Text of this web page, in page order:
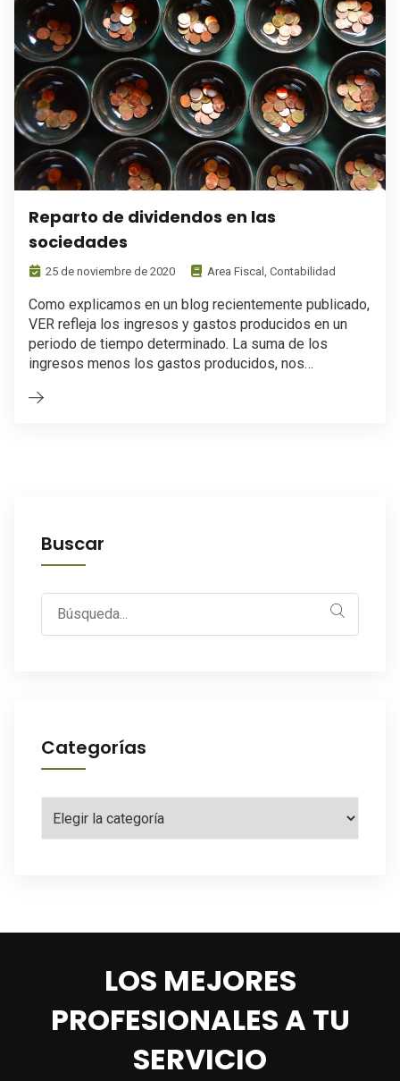
Reparto de dividendos en las
sociedades
25 de noviembre de 2020 Area Fiscal , Contabilidad
Como explicamos en un blog recientemente publicado,
VER refleja los ingresos y gastos producidos en un
periodo de tiempo determinado. La suma de los
ingresos menos los gastos producidos, nos…
Buscar
Search
for:
Categorías
LOS MEJORES
PROFESIONALES A TU
SERVICIO